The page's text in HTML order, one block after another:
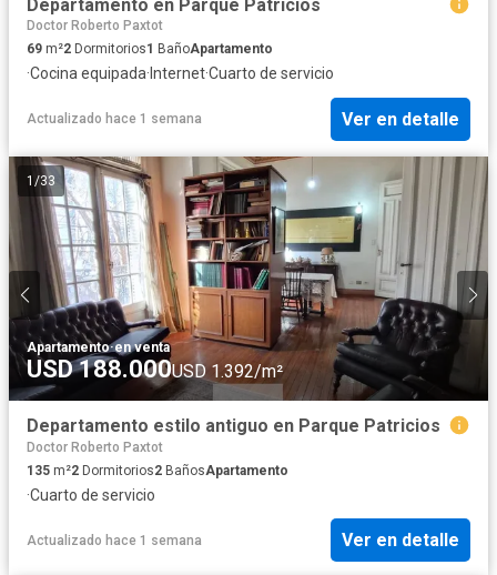
Departamento en Parque Patricios
Doctor Roberto Paxtot
69 m²2 Dormitorios1 BañoApartamento
·Cocina equipada· Internet·Cuarto de servicio
Actualizado hace 1 semana Ver en detalle
1 /33
Apartamento·en venta
USD 188.000USD 1.392/m²
Departamento estilo antiguo en Parque Patricios
Doctor Roberto Paxtot
135 m²2 Dormitorios2 BañosApartamento
·Cuarto de servicio
Actualizado hace 1 semana Ver en detalle